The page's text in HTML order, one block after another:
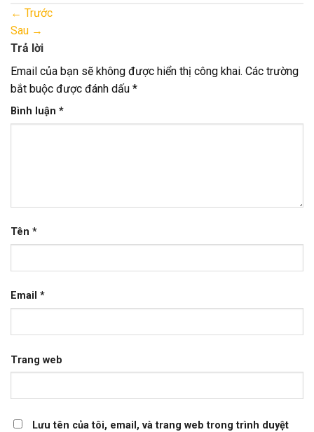
← Trước
Sau →
Trả lời
Email của bạn sẽ không được hiển thị công khai. Các trường
bắt buộc được đánh dấu *
Bình luận *
Tên *
Email *
Trang web
Lưu tên của tôi, email, và trang web trong trình duyệt